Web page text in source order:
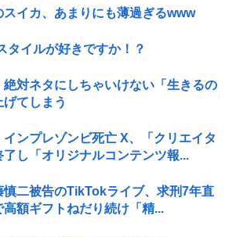
スイカ、あまりにも薄過ぎるwww
タイルが好きですか！？
絶対ネタにしちゃいけない「生きるの
てしまう
ンプレゾンビ死亡 X、「クリエイタ
し「オリジナルコンテンツ報...
慎二被告のTikTokライブ、求刑7年直
額ギフトねだり続け「精...